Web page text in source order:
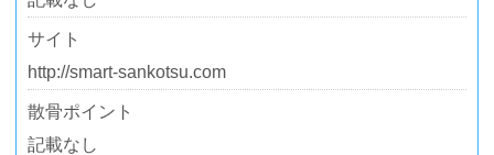
サイト
http://smart-sankotsu.com
散骨ポイント
記載なし